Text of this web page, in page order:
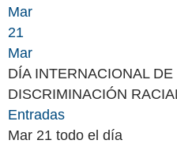
Mar
21
Mar
DÍA INTERNACIONAL
DISCRIMINACIÓN
Entradas
Mar 21 todo el día